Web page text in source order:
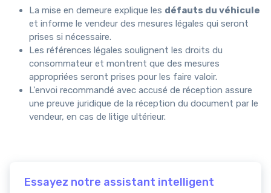
La mise en demeure explique les défauts du véhicule
et informe le vendeur des mesures légales qui seront
prises si nécessaire.
Les références légales soulignent les droits du
consommateur et montrent que des mesures
appropriées seront prises pour les faire valoir.
L'envoi recommandé avec accusé de réception assure
une preuve juridique de la réception du document par le
vendeur, en cas de litige ultérieur.
Essayez notre assistant intelligent